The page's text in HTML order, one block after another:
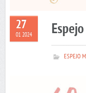
27
01 2024
ESPEJO